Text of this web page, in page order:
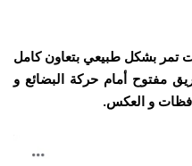
تمر بشكل طبيعي بتعاون كامل
مفتوح أمام حركة البضائع و
و العكس.